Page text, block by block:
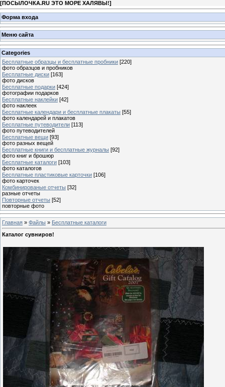
[ПОСЫЛОЧКА.RU ЭТО МОРЕ ХАЛЯВЫ!]
Форма входа
Меню сайта
Categories
Бесплатные образцы и бесплатные пробники [220]
фото образцов и пробников
Бесплатные диски [163]
фото дисков
Бесплатные подарки [424]
фотографии подарков
Бесплатные наклейки [42]
фото наклеек
Бесплатные календари и бесплатные плакаты [55]
фото календарей и плакатов
Бесплатные путеводители [113]
фото путеводителей
Бесплатные вещи [93]
фото разных вещей
Бесплатные книги и бесплатные журналы [92]
фото книг и брошюр
Бесплатные каталоги [103]
фото каталогов
Бесплатные пластиковые карточки [106]
фото карточек
Комбинированые отчеты [32]
разные отчеты
Повторные отчеты [52]
повторные фото
Главная » Файлы » Бесплатные каталоги
Каталог сувниров!